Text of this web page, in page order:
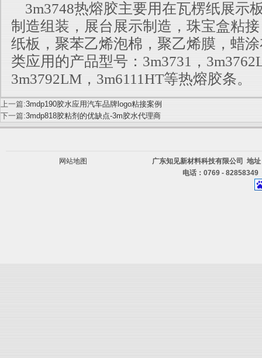
3m3748热熔胶主要用在瓦楞纸展示
制造组装，展台展示制造，珠宝盒粘接
纸板，聚苯乙烯泡棉，聚乙烯膜，蜡
类应用的产品型号： 3m3731，
3m3792LM，3m6111HT等热熔胶条。
上一篇:3mdp190胶水应用汽车品牌logo粘接案例
下一篇:3mdp818胶粘剂的优缺点-3m胶水代理商
网站地图
广东知见新材料科技有限公司 地
电话：0769 -